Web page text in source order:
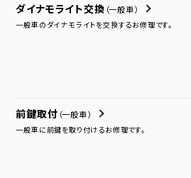
ダイナモライト交換 （一般車）
一般車のダイナモライトを交換するお修理です。
前鍵取付 （一般車）
一般車に前鍵を取り付けるお修理です。